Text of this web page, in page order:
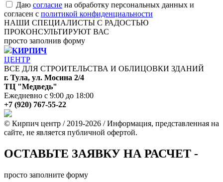
Даю согласие на обработку персональных данных и
согласен с политикой конфиденциальности
НАШИ СПЕЦИАЛИСТЫ С РАДОСТЬЮ
ПРОКОНСУЛЬТИРУЮТ ВАС
просто заполнив форму
КИРПИЧ
ЦЕНТР
ВСЕ ДЛЯ СТРОИТЕЛЬСТВА И ОБЛИЦОВКИ ЗДАНИЙ
г. Тула, ул. Мосина 2/4
ТЦ "Медведь"
Ежедневно с 9:00 до 18:00
+7 (920) 767-55-22
© Кирпич центр / 2019-2026 / Информация, представленная на
сайте, не является публичной офертой.
ОСТАВЬТЕ ЗАЯВКУ НА РАСЧЕТ -
просто заполните форму